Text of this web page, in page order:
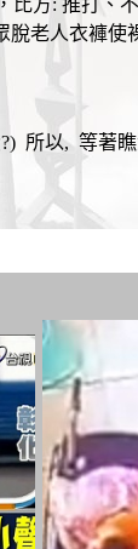
比方: 推打 、
老人衣褲使
所以, 等著瞧